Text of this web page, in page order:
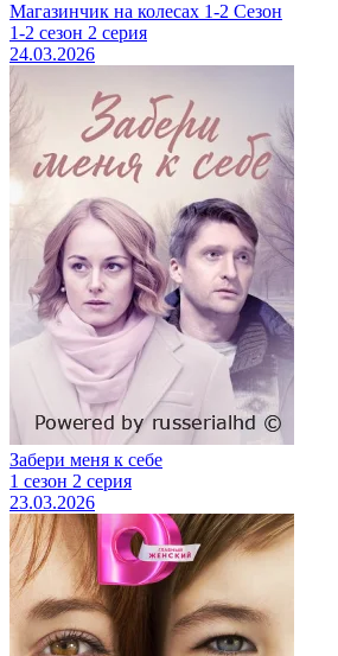
Магазинчик на колесах 1-2 Сезон
1-2 сезон 2 серия
24.03.2026
Забери меня к себе
1 сезон 2 серия
23.03.2026